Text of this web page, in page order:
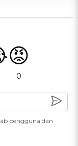
😡
0
pengguna dan